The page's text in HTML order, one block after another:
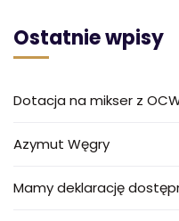
Ostatnie wpisy
Dotacja na mikser z
Azymut Węgry
Mamy deklarację